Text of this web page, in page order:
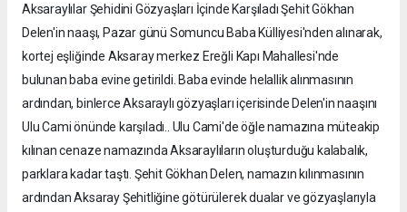
Aksaraylılar Şehidini Gözyaşları İçinde Karşıladı Şehit Gökhan
Delen'in naaşı, Pazar günü Somuncu Baba Külliyesi'nden alınarak,
kortej eşliğinde Aksaray merkez Ereğli Kapı Mahallesi'nde
bulunan baba evine getirildi. Baba evinde helallik alınmasının
ardından, binlerce Aksaraylı gözyaşları içerisinde Delen'in naaşını
Ulu Cami önünde karşıladı.. Ulu Cami'de öğle namazına müteakip
kılınan cenaze namazında Aksaraylıların oluşturduğu kalabalık,
parklara kadar taştı. Şehit Gökhan Delen, namazın kılınmasının
ardından Aksaray Şehitliğine götürülerek dualar ve gözyaşlarıyla